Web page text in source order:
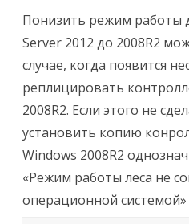
Понизить режим работы
Server 2012 до 2008R2
случае, когда появится
реплицировать
2008R2. Если этого не
установить копию
Windows 2008R2
«Режим работы леса не
операционной системой»